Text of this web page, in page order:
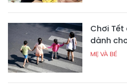
Chơi
dành
MẸ VÀ BÉ